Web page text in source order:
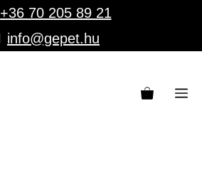
+36 70 205 89 21
info@gepet.hu